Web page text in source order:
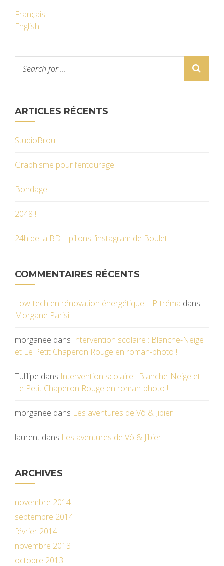
Français
English
ARTICLES RÉCENTS
StudioBrou !
Graphisme pour l’entourage
Bondage
2048 !
24h de la BD – pillons l’instagram de Boulet
COMMENTAIRES RÉCENTS
Low-tech en rénovation énergétique – P-tréma dans
Morgane Parisi
morganee dans Intervention scolaire : Blanche-Neige
et Le Petit Chaperon Rouge en roman-photo !
Tulilipe dans Intervention scolaire : Blanche-Neige et
Le Petit Chaperon Rouge en roman-photo !
morganee dans Les aventures de Vô & Jibier
laurent dans Les aventures de Vô & Jibier
ARCHIVES
novembre 2014
septembre 2014
février 2014
novembre 2013
octobre 2013